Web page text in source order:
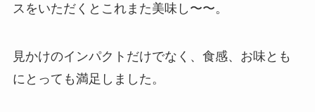
スをいただくとこれまた美味し〜〜。
見かけのインパクトだけでなく、食感、お味とも
にとっても満足しました。